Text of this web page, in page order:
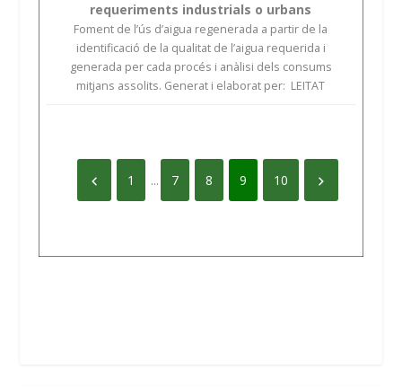
requeriments industrials o urbans
Foment de l’ús d’aigua regenerada a partir de la
identificació de la qualitat de l’aigua requerida i
generada per cada procés i anàlisi dels consums
mitjans assolits. Generat i elaborat per: LEITAT
1 ... 7 8 9 10